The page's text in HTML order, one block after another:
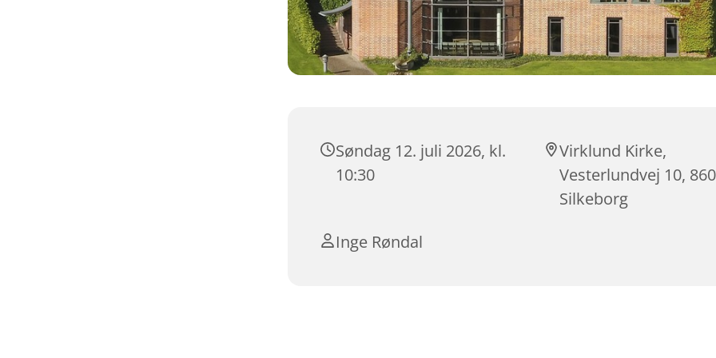
Søndag 12. juli 2026, kl.
10:30
Virklund Kirke,
Vesterlundvej 10,
Silkeborg
Inge Røndal